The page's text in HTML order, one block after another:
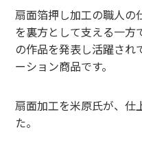
扇面箔押し加工の職人の
を裏方として支える一方
の作品を発表し活躍され
ーション商品です。
扇面加工を米原氏が、仕
た。